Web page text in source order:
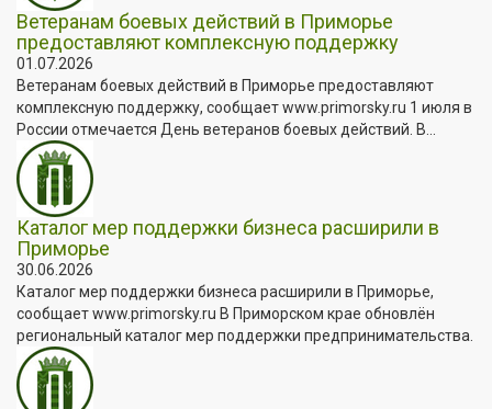
Ветеранам боевых действий в Приморье
предоставляют комплексную поддержку
01.07.2026
Ветеранам боевых действий в Приморье предоставляют
комплексную поддержку, сообщает www.primorsky.ru 1 июля в
России отмечается День ветеранов боевых действий. В...
Каталог мер поддержки бизнеса расширили в
Приморье
30.06.2026
Каталог мер поддержки бизнеса расширили в Приморье,
сообщает www.primorsky.ru В Приморском крае обновлён
региональный каталог мер поддержки предпринимательства.